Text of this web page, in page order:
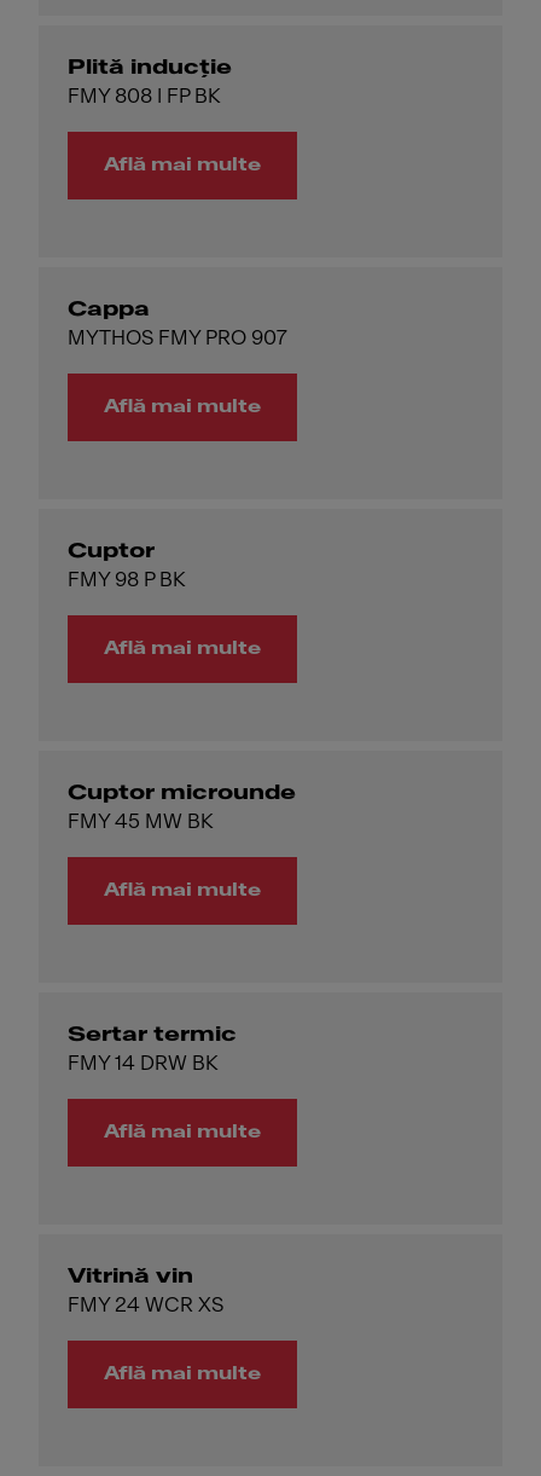
Plită inducție
FMY 808 I FP BK
Află mai multe
Cappa
MYTHOS FMY PRO 907
Află mai multe
Cuptor
FMY 98 P BK
Află mai multe
Cuptor microunde
FMY 45 MW BK
Află mai multe
Sertar termic
FMY 14 DRW BK
Află mai multe
Vitrină vin
FMY 24 WCR XS
Află mai multe